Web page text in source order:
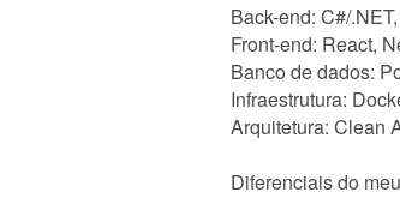
Back-end: C#/
Front-end: React,
Banco de dados:
Infraestrutura:
Arquitetura: Clean
Diferenciais do